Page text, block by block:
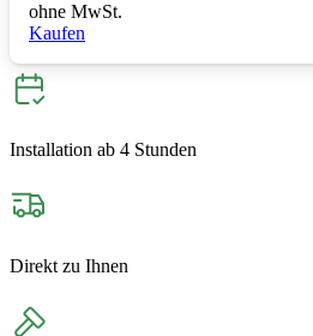
ohne MwSt.
Kaufen
Installation ab 4 Stunden
Direkt zu Ihnen